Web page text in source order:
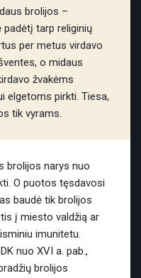
brolijos –
tarp religinių
per metus virdavo
o midaus
žvakėms
elgetoms pirkti. Tiesa,
tik vyrams.
brolijos narys nuo
O puotos tęsdavosi
baudė tik brolijos
į miesto valdžią ar
imunitetu.
nuo XVI a. pab.,
brolijos